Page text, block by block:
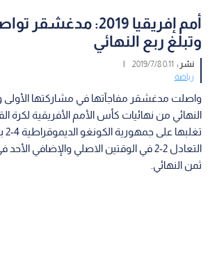
أمم إفريقيا 2019:
وتبلغ ربع النهائي
نشر : 0:11 2019/7/8
|
رياضة
واصلت مدغشقر مفاجآتها في مشاركتها الأولى
النهائي من نهائيات كأس الأمم الأفريقية لكرة
التعادل 2-2 في الوقتين الاصلي والإضافي
ثمن النهائي.